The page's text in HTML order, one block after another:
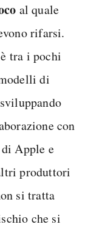
al quale
rifarsi.
tra i pochi
di
con
Apple e
produttori
si tratta
che si